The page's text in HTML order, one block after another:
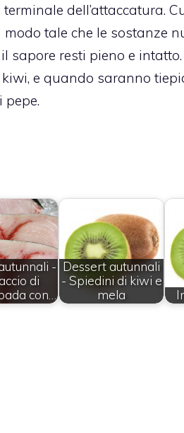
dell’attaccatura.
tale che le sostanze
sapore resti pieno e
e quando saranno
-
di
con…
Dessert autunnali
- Spiedini di kiwi e
mela